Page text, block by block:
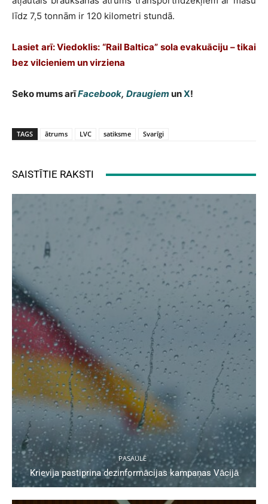
līdz 7,5 tonnām ir 120 kilometri stundā.
Lasiet arī:Viedoklis: “Rail Baltica” sola evakuāciju – tikai
bez vilcieniem un virziena
Seko mums arīFacebook, Draugiem unX!
TAGS ātrums LVC satiksme Svarīgi
SAISTĪTIE RAKSTI
PASAULĒ
Krievija pastiprina dezinformācijas kampaņas Vācijā